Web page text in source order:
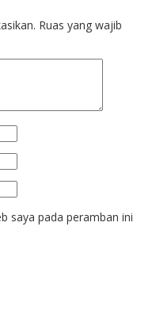
Ruas yang wajib
saya pada peramban ini